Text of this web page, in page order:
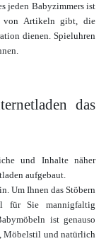
jeden Babyzimmers ist
von Artikeln gibt, die
dienen. Spieluhren
das
und Inhalte näher
aufgebaut.
Um Ihnen das Stöbern
für Sie mannigfaltig
ist genauso
Möbelstil und natürlich